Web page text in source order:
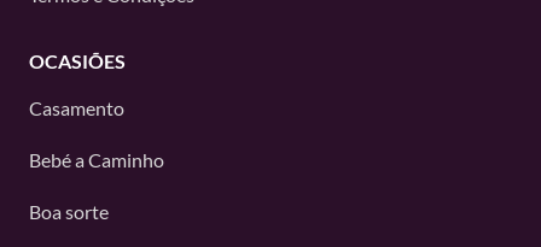
OCASIÕES
Casamento
Bebé a Caminho
Boa sorte